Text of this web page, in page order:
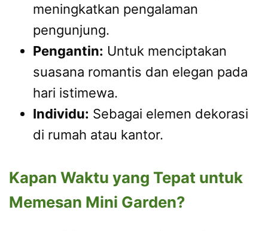
meningkatkan pengalaman
pengunjung.
Pengantin: Untuk menciptakan
suasana romantis dan elegan pada
hari istimewa.
Individu: Sebagai elemen dekorasi
di rumah atau kantor.
Kapan Waktu yang Tepat untuk
Memesan Mini Garden?